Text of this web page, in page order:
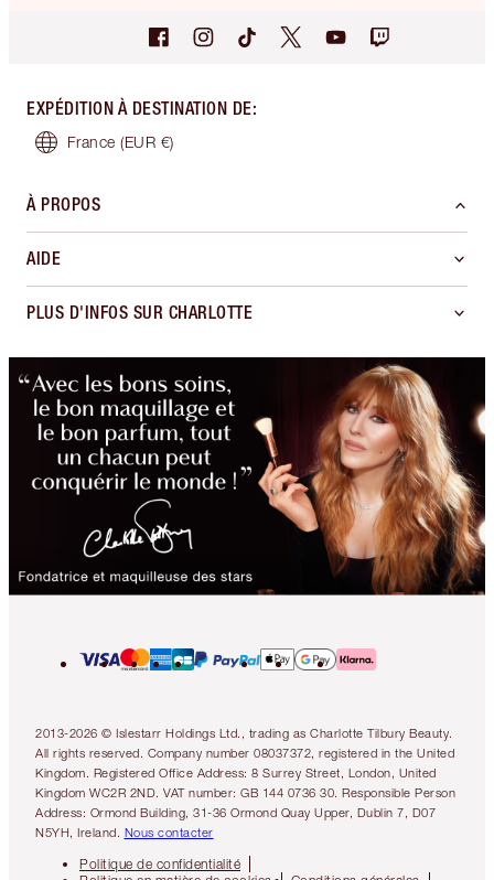
EXPÉDITION À DESTINATION DE:
France (EUR €)
À PROPOS
AIDE
PLUS D'INFOS SUR CHARLOTTE
2013-2026 © Islestarr Holdings Ltd., trading as Charlotte Tilbury Beauty.
All rights reserved. Company number 08037372, registered in the United
Kingdom. Registered Office Address: 8 Surrey Street, London, United
Kingdom WC2R 2ND. VAT number: GB 144 0736 30. Responsible Person
Address: Ormond Building, 31-36 Ormond Quay Upper, Dublin 7, D07
N5YH, Ireland. Nous contacter
Politique de confidentialité